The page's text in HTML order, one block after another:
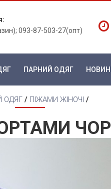
093-87-503-27(опт)
ПАРНИЙ ОДЯГ
ОДЯГ/ ПІЖАМИ ЖІНОЧІ /